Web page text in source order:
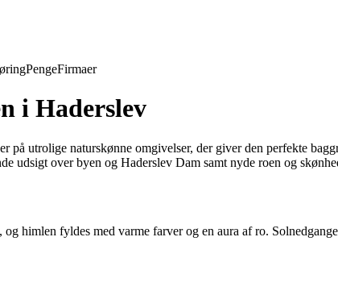
PengeFirmaer
i Haderslev
på utrolige naturskønne omgivelser, der giver den perfekte
udsigt over byen og Haderslev Dam samt nyde roen og
himlen fyldes med varme farver og en aura af ro.